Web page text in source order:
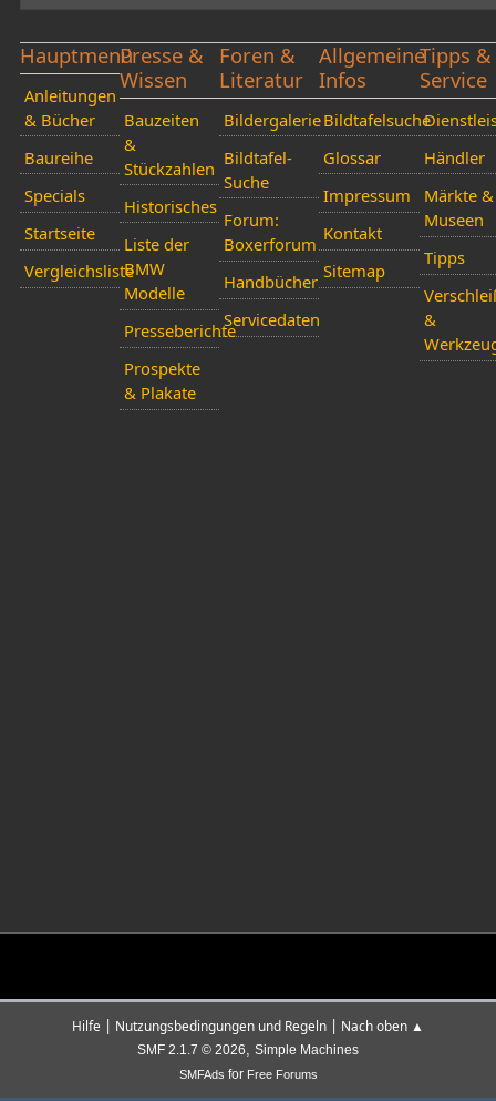
Hauptmenü
Anleitungen
& Bücher
Baureihe
Specials
Startseite
Vergleichsliste
Presse &
Wissen
Bauzeiten
&
Stückzahlen
Historisches
Liste der
BMW
Modelle
Presseberichte
Prospekte
& Plakate
Foren &
Literatur
Bildergalerie
Bildtafel-
Suche
Forum:
Boxerforum
Handbücher
Servicedaten
Allgemeine
Infos
Bildtafelsuche
Glossar
Impressum
Kontakt
Sitemap
Tipps &
Service
Händler
Märkte &
Museen
Tipps
&
Hilfe | Nutzungsbedingungen und Regeln | Nach oben ▲
SMF 2.1.7 © 2026, Simple Machines
SMFAds for Free Forums